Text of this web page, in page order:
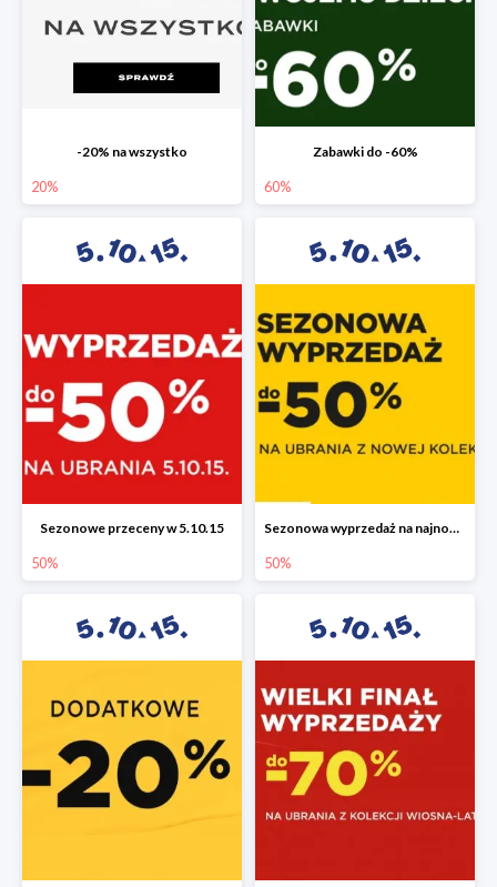
-20% na wszystko
20%
Zabawki do -60%
60%
Sezonowe przeceny w 5.10.15
50%
Sezonowa wyprzedaż na najnowszą kolekcję do -50%
50%